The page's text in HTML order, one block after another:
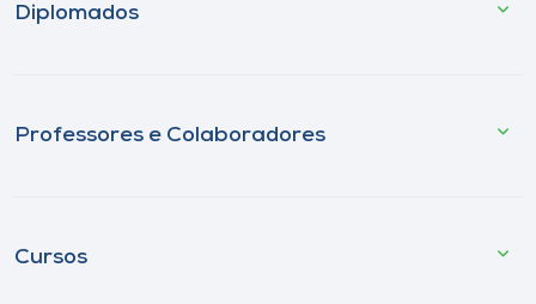
Diplomados
Professores e Colaboradores
Cursos